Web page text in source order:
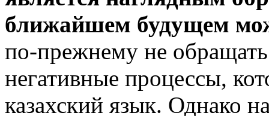
ближайшем будущем
по-прежнему не
негативные процессы,
казахский язык. Однако